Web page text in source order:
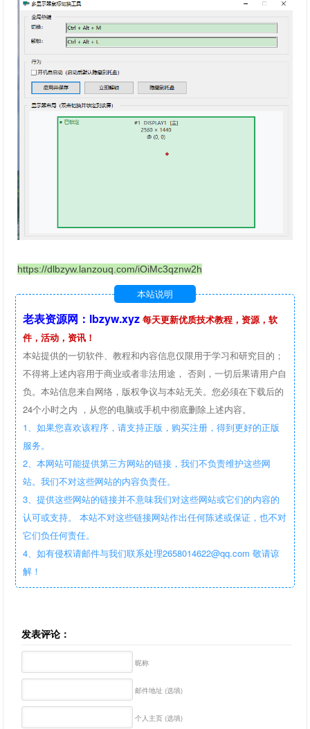
https://dlbzyw.lanzouq.com/iOiMc3qznw2h
本站说明
老表资源网：lbzyw.xyz 每天更新优质技术教程，资源，软
件，活动，资讯！
本站提供的一切软件、教程和内容信息仅限用于学习和研究目的；
不得将上述内容用于商业或者非法用途， 否则，一切后果请用户自
负。本站信息来自网络，版权争议与本站无关。您必须在下载后的
24个小时之内 ，从您的电脑或手机中彻底删除上述内容。
1、如果您喜欢该程序，请支持正版，购买注册，得到更好的正版
服务。
2、本网站可能提供第三方网站的链接，我们不负责维护这些网
站。我们不对这些网站的内容负责任。
3、提供这些网站的链接并不意味我们对这些网站或它们的内容的
认可或支持。 本站不对这些链接网站作出任何陈述或保证，也不对
它们负任何责任。
4、如有侵权请邮件与我们联系处理2658014622@qq.com 敬请谅
解！
发表评论：
昵称
邮件地址 (选填)
个人主页 (选填)